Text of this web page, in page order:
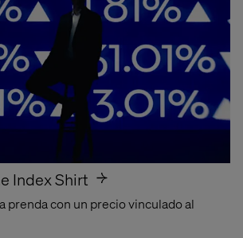
AI
las compras en línea
Index Shirt
prenda con un precio vinculado al